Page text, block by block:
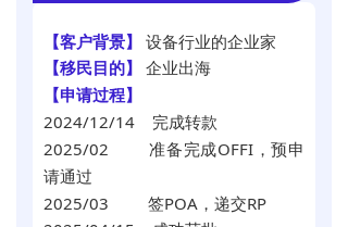
【客户背景】 设备行业的企业家
【移民目的】 企业出海
【申请过程】
2024/12/14 完成转款
2025/02 准备完成OFFI，预申
请通过
2025/03 签POA， 递交RP